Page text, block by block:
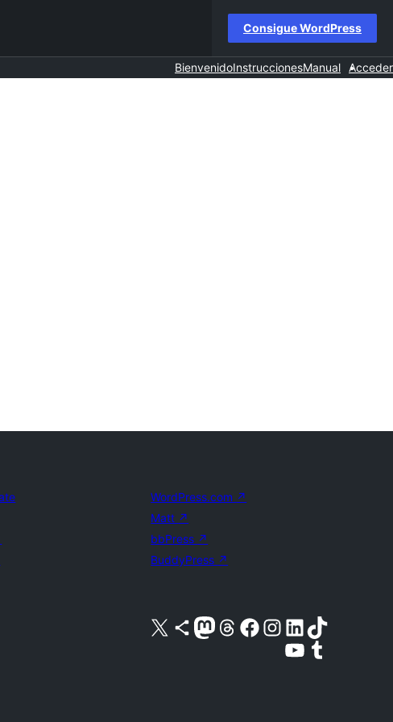
Consigue WordPress
BienvenidoInstruccionesManual Acceder
WordPress.com ↗
Matt ↗
bbPress ↗
BuddyPress ↗
Visita nuestra cuenta de X (anteriormente Twitter)
Visita nuestra cuenta de Bluesky
Visita nuestra cuenta de Mastodon
Visita nuestra cuenta de Threads
Visita nuestra página de Facebook
Visita nuestra cuenta de Instagram
Visita nuestra cuenta de LinkedIn
Visita nuestra cuenta de TikTok
Visita nuestro canal de YouTube
Visita nuestra cuenta de Tumblr